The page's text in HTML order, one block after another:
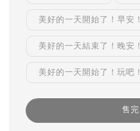
美好的一天開始了！早安！
美好的一天結束了！晚安！
美好的一天開始了！玩吧！
售完